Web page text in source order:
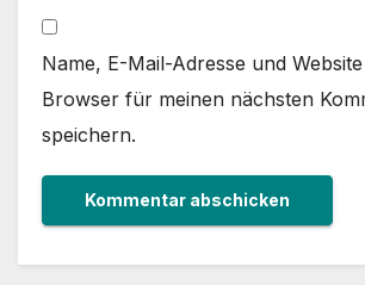
Name, E-Mail-Adresse und
Browser für meinen nächsten
speichern.